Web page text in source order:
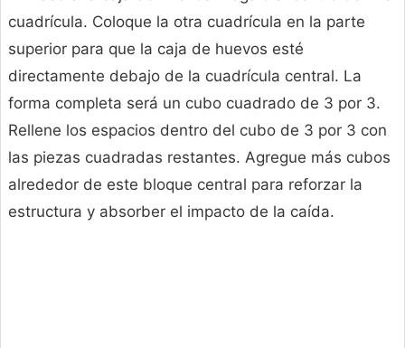
cuadrícula. Coloque la otra cuadrícula en la parte
superior para que la caja de huevos esté
directamente debajo de la cuadrícula central. La
forma completa será un cubo cuadrado de 3 por 3.
Rellene los espacios dentro del cubo de 3 por 3 con
las piezas cuadradas restantes. Agregue más cubos
alrededor de este bloque central para reforzar la
estructura y absorber el impacto de la caída.